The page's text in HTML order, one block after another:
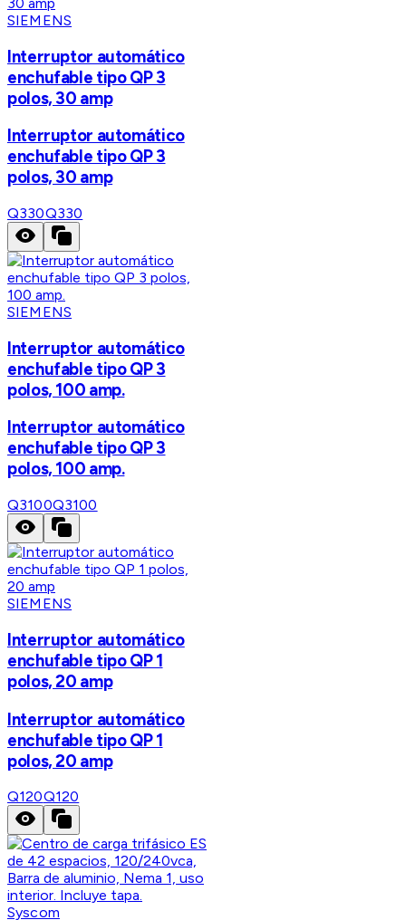
SIEMENS
Interruptor automático
enchufable tipo QP 3
polos, 30 amp
Interruptor automático
enchufable tipo QP 3
polos, 30 amp
Q330Q330
SIEMENS
Interruptor automático
enchufable tipo QP 3
polos, 100 amp.
Interruptor automático
enchufable tipo QP 3
polos, 100 amp.
Q3100Q3100
SIEMENS
Interruptor automático
enchufable tipo QP 1
polos, 20 amp
Interruptor automático
enchufable tipo QP 1
polos, 20 amp
Q120Q120
Syscom